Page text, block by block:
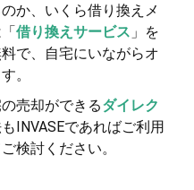
か、いくら借り換えメ
借り換えサービス 」を
で、自宅にいながらオ
。
売却ができるダイレク
INVASEであればご利用
検討ください。